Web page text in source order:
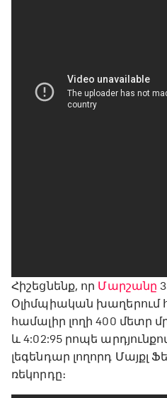
Հիշեցնենք, որ Մարշանը
Օլիմպիական խաղերում
համալիր լողի 400 մետր
և 4:02:95 րոպե
լեգենդար լողորդ Մայքլ
ռեկորդը։